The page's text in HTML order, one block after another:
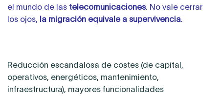
el mundo de las telecomunicaciones. No vale cerrar
los ojos, la migración equivale a supervivencia.
Reducción escandalosa de costes (de capital,
operativos, energéticos, mantenimiento,
infraestructura), mayores funcionalidades